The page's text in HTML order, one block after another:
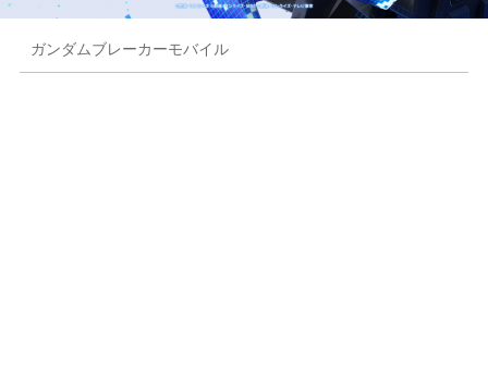
ガンダムブレーカーモバイル